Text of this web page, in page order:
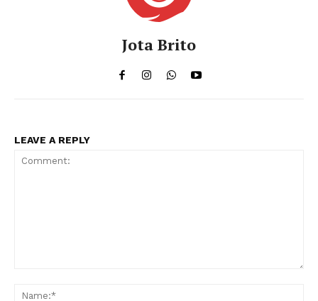
Jota Brito
LEAVE A REPLY